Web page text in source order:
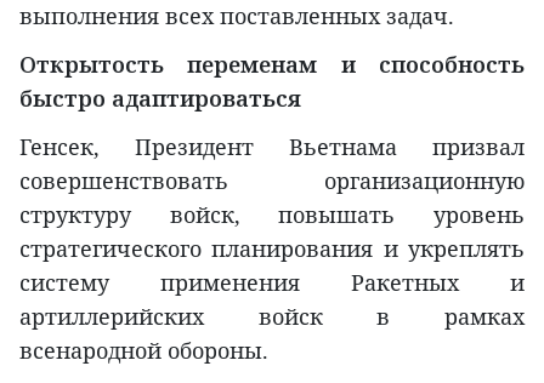
выполнения всех поставленных задач.
Открытость переменам и способность
быстро адаптироваться
Генсек, Президент Вьетнама призвал
совершенствовать организационную
структуру войск, повышать уровень
стратегического планирования и укреплять
систему применения Ракетных и
артиллерийских войск в рамках
всенародной обороны.